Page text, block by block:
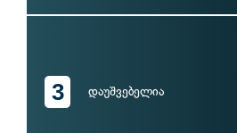
3 დაუშვებელია